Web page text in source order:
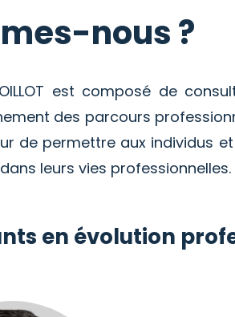
nous ?
est composé de
des parcours
de permettre aux individus
leurs vies professionnelles.
en évolution